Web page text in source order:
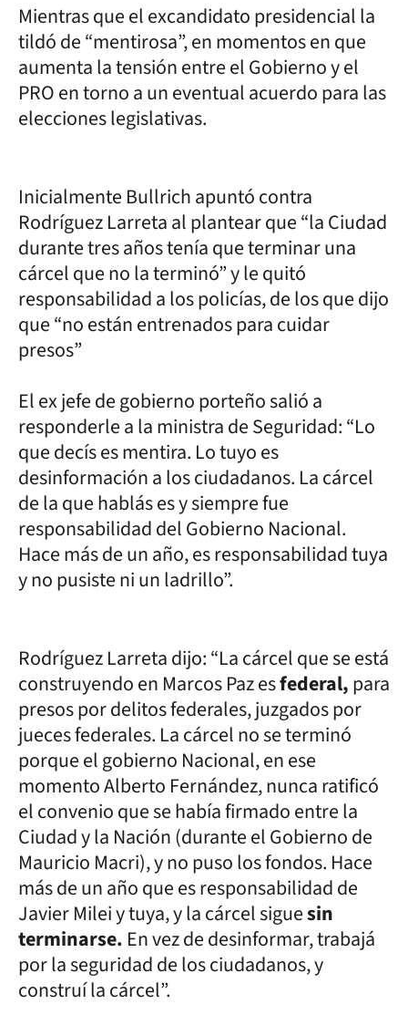
Mientras que el excandidato presidencial la
tildó de “mentirosa”, en momentos en que
aumenta la tensión entre el Gobierno y el
PRO en torno a un eventual acuerdo para las
elecciones legislativas.
Inicialmente Bullrich apuntó contra
Rodríguez Larreta al plantear que “la Ciudad
durante tres años tenía que terminar una
cárcel que no la terminó” y le quitó
responsabilidad a los policías, de los que dijo
que “no están entrenados para cuidar
presos”
El ex jefe de gobierno porteño salió a
responderle a la ministra de Seguridad: “Lo
que decís es mentira. Lo tuyo es
desinformación a los ciudadanos. La cárcel
de la que hablás es y siempre fue
responsabilidad del Gobierno Nacional.
Hace más de un año, es responsabilidad tuya
y no pusiste ni un ladrillo”.
Rodríguez Larreta dijo: “La cárcel que se está
construyendo en Marcos Paz esfederal,para
presos por delitos federales, juzgados por
jueces federales. La cárcel no se terminó
porque el gobierno Nacional, en ese
momento Alberto Fernández, nunca ratificó
el convenio que se había firmado entre la
Ciudad y la Nación (durante el Gobierno de
Mauricio Macri), y no puso los fondos. Hace
más de un año que es responsabilidad de
Javier Milei y tuya, y la cárcel siguesin
terminarse. En vez de desinformar, trabajá
por la seguridad de los ciudadanos, y
construí la cárcel”.